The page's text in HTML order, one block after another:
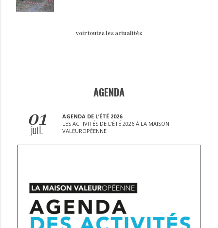
voir toutes les actualités
AGENDA
01
juil.
AGENDA DE L’ÉTÉ 2026
LES ACTIVITÉS DE L’ÉTÉ 2026 À LA MAISON
VALEUROPÉENNE